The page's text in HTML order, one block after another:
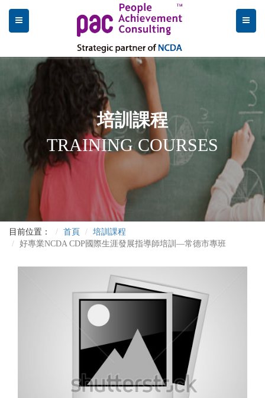
培訓課程
TRAINING COURSES
目前位置： 首頁
培訓課程
好專業NCDA CDP國際生涯發展指導師培訓—常德市專班